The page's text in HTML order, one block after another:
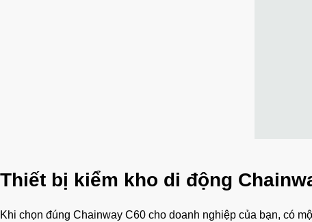
Thiết bị kiểm kho di động
Khi chọn đúng Chainway C60 cho doanh nghiệp của bạn, có